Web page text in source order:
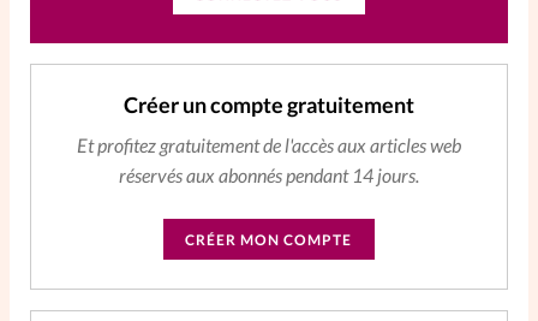
Créer un compte gratuitement
Et profitez gratuitement de l'accès aux articles web
réservés aux abonnés pendant 14 jours.
CRÉER MON COMPTE